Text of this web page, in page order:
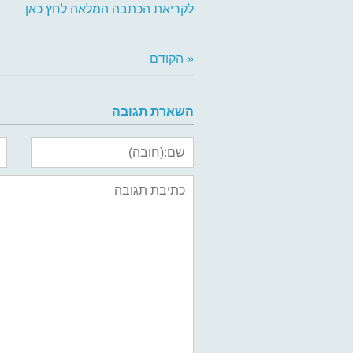
לקריאת הכתבה המלאה לחץ כאן
« הקודם
השארת תגובה